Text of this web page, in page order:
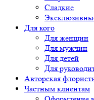
Сладкие
Для кого
Для женщин
Для мужчин
Для детей
Для
Авторская
Частным клиентам